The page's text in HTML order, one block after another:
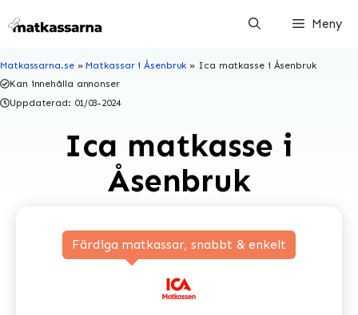
till
Meny
Matkassarna.se» Matkassar i Åsenbruk » Ica matkasse i Åsenbruk
Kan innehålla annonser
Uppdaterad: 01/03-2024
Ica matkasse i
Åsenbruk
Färdiga matkassar, snabbt & enkelt